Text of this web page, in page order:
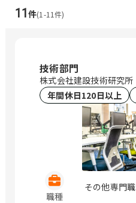
件
11件(1 -11件)
技術部門
株式会社建設技術研究所
年間休日120日以上
職種
その他専門職